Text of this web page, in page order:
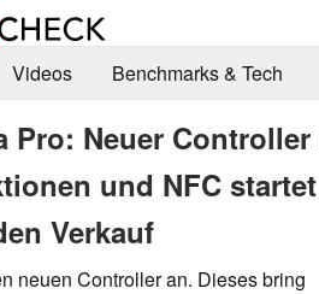
Videos Benchmarks & Tech
Pro: Neuer
und NFC
Verkauf
neuen Controller an. Dieses bring